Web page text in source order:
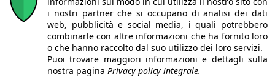
i nostri partner che si occupano di analisi dei dati
web, pubblicità e social media, i quali potrebbero
combinarle con altre informazioni che ha fornito loro
o che hanno raccolto dal suo utilizzo dei loro servizi.
Puoi trovare maggiori informazioni e dettagli sulla
nostra pagina Privacy policy integrale.